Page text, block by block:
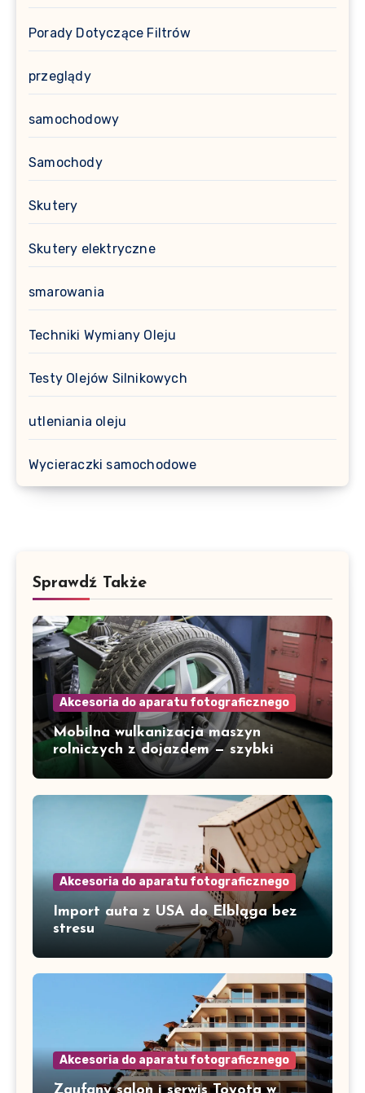
Porady Dotyczące Filtrów
przeglądy
samochodowy
Samochody
Skutery
Skutery elektryczne
smarowania
Techniki Wymiany Oleju
Testy Olejów Silnikowych
utleniania oleju
Wycieraczki samochodowe
Sprawdź Także
Akcesoria do aparatu fotograficznego
Mobilna wulkanizacja maszyn
rolniczych z dojazdem — szybki
serwis w Gorzowie i okolicach
Akcesoria do aparatu fotograficznego
Import auta z USA do Elbląga bez
stresu
Akcesoria do aparatu fotograficznego